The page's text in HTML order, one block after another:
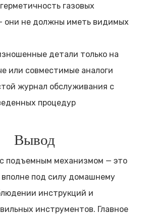
газовых
они не должны иметь видимых
детали только на
или совместимые аналоги
журнал обслуживания с
процедур
Вывод
подъемным механизмом — это
вполне под силу домашнему
инструкций и
инструментов. Главное